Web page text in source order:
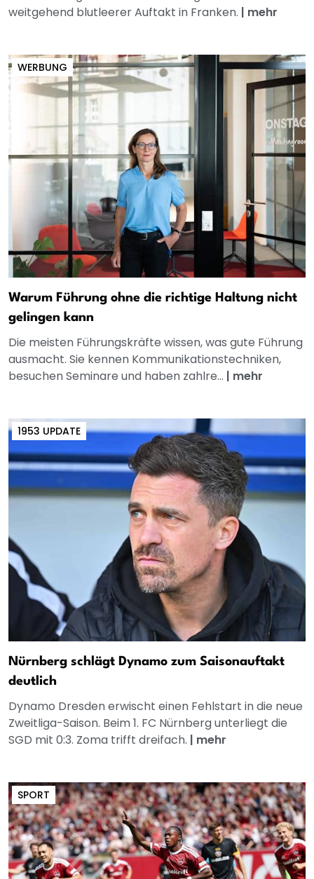
weitgehend blutleerer Auftakt in Franken. | mehr
WERBUNG
Warum Führung ohne die richtige Haltung nicht
gelingen kann
Die meisten Führungskräfte wissen, was gute Führung
ausmacht. Sie kennen Kommunikationstechniken,
besuchen Seminare und haben zahlre... | mehr
1953 UPDATE
Nürnberg schlägt Dynamo zum Saisonauftakt
deutlich
Dynamo Dresden erwischt einen Fehlstart in die neue
Zweitliga-Saison. Beim 1. FC Nürnberg unterliegt die
SGD mit 0:3. Zoma trifft dreifach. | mehr
SPORT